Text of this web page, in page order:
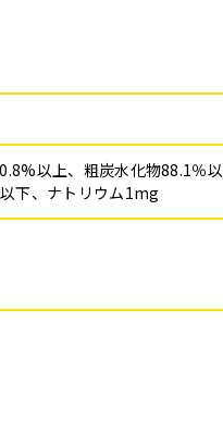
以上、粗炭水化物88.1％以
下、ナトリウム1mg